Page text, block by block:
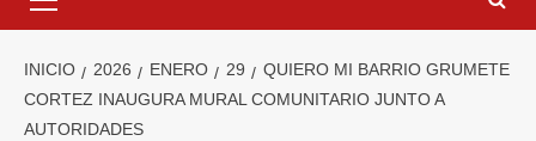
INICIO 2026 ENERO 29
QUIERO MI BARRIO GRUMETE
CORTEZ INAUGURA MURAL COMUNITARIO JUNTO A
AUTORIDADES